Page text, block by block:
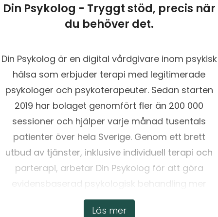
Din Psykolog - Tryggt stöd, precis när
du behöver det.
Läs mer
Din Psykolog är en digital vårdgivare inom psykisk
hälsa som erbjuder terapi med legitimerade
psykologer och psykoterapeuter. Sedan starten
2019 har bolaget genomfört fler än 200 000
sessioner och hjälper varje månad tusentals
patienter över hela Sverige. Genom ett brett
utbud av tjänster, inklusive individuell terapi och
parterapi, arbetar Din Psykolog för att göra
evidensbaserad psykologisk behandling mer
tillgänglig.